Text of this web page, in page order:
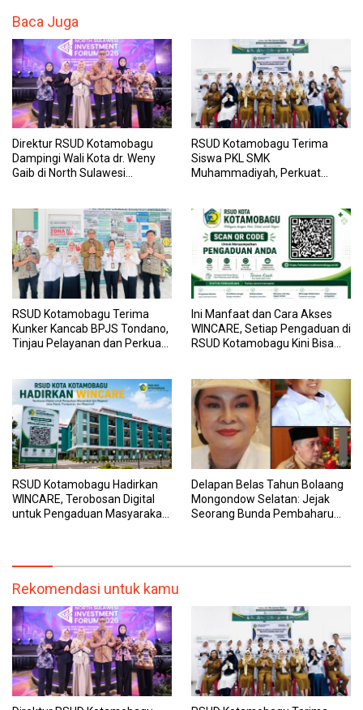
Baca Juga
Direktur RSUD Kotamobagu
Dampingi Wali Kota dr. Weny
Gaib di North Sulawesi
RSUD Kotamobagu Terima
Siswa PKL SMK
Muhammadiyah, Perkuat
RSUD Kotamobagu Terima
Kunker Kancab BPJS Tondano,
Tinjau Pelayanan dan Perkuat
Ini Manfaat dan Cara Akses
WINCARE, Setiap Pengaduan di
RSUD Kotamobagu Kini Bisa
RSUD Kotamobagu Hadirkan
WINCARE, Terobosan Digital
untuk Pengaduan Masyarakat
Delapan Belas Tahun Bolaang
Mongondow Selatan: Jejak
Seorang Bunda Pembaharu
Rekomendasi untuk kamu